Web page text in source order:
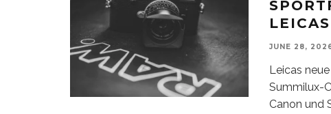
JUNE 28,
Leicas
Summilux-
Canon und